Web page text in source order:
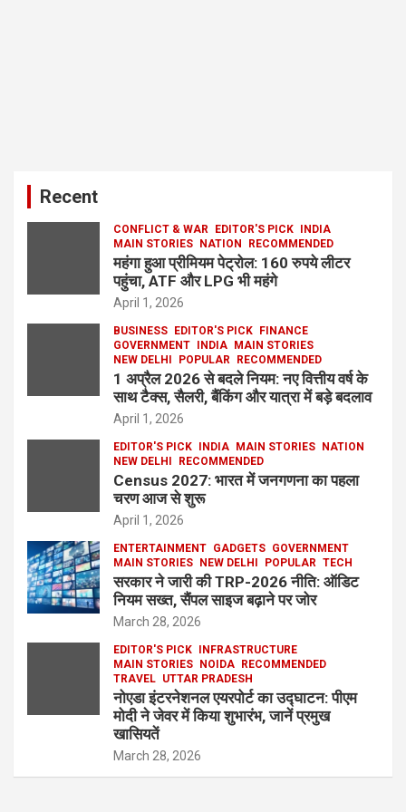
Recent
CONFLICT & WAR EDITOR'S PICK
INDIA
MAIN STORIES
NATION RECOMMENDED
महंगा हुआ प्रीमियम पेट्रोल: 160 रुपये लीटर
पहुंचा, ATF और LPG भी महंगे
April 1, 2026
BUSINESS EDITOR'S PICK
FINANCE
GOVERNMENT
INDIA
MAIN STORIES
NEW DELHI
POPULAR RECOMMENDED
1 अप्रैल 2026 से बदले नियम: नए वित्तीय वर्ष के
साथ टैक्स, सैलरी, बैंकिंग और यात्रा में बड़े बदलाव
April 1, 2026
EDITOR'S PICK INDIA MAIN STORIES
NATION
NEW DELHI
RECOMMENDED
Census 2027: भारत में जनगणना का पहला
चरण आज से शुरू
April 1, 2026
ENTERTAINMENT GADGETS GOVERNMENT
MAIN STORIES
NEW DELHI POPULAR TECH
सरकार ने जारी की TRP-2026 नीति: ऑडिट
नियम सख्त, सैंपल साइज बढ़ाने पर जोर
March 28, 2026
EDITOR'S PICK
INFRASTRUCTURE
MAIN STORIES
NOIDA
RECOMMENDED
TRAVEL UTTAR PRADESH
नोएडा इंटरनेशनल एयरपोर्ट का उद्घाटन: पीएम
मोदी ने जेवर में किया शुभारंभ, जानें प्रमुख
खासियतें
March 28, 2026